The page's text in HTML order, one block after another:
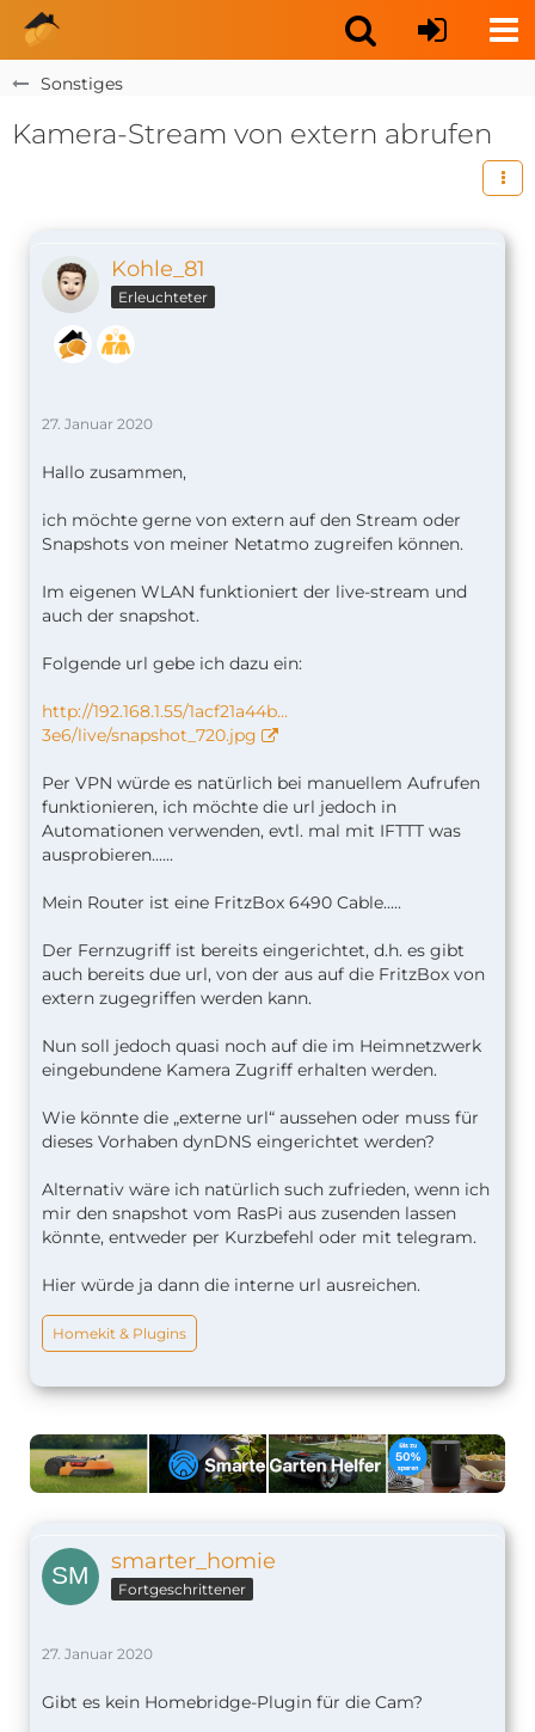
Sonstiges
Kamera-Stream von extern abrufen
Kohle_81
Erleuchteter
27. Januar 2020
Hallo zusammen,
ich möchte gerne von extern auf den Stream oder
Snapshots von meiner Netatmo zugreifen können.
Im eigenen WLAN funktioniert der live-stream und
auch der snapshot.
Folgende url gebe ich dazu ein:
http://192.168.1.55/1acf21a44b…
3e6/live/snapshot_720.jpg
Per VPN würde es natürlich bei manuellem Aufrufen
funktionieren, ich möchte die url jedoch in
Automationen verwenden, evtl. mal mit IFTTT was
ausprobieren......
Mein Router ist eine FritzBox 6490 Cable.....
Der Fernzugriff ist bereits eingerichtet, d.h. es gibt
auch bereits due url, von der aus auf die FritzBox von
extern zugegriffen werden kann.
Nun soll jedoch quasi noch auf die im Heimnetzwerk
eingebundene Kamera Zugriff erhalten werden.
Wie könnte die „externe url“ aussehen oder muss für
dieses Vorhaben dynDNS eingerichtet werden?
Alternativ wäre ich natürlich such zufrieden, wenn ich
mir den snapshot vom RasPi aus zusenden lassen
könnte, entweder per Kurzbefehl oder mit telegram.
Hier würde ja dann die interne url ausreichen.
Homekit & Plugins
smarter_homie
Fortgeschrittener
27. Januar 2020
Gibt es kein Homebridge-Plugin für die Cam?